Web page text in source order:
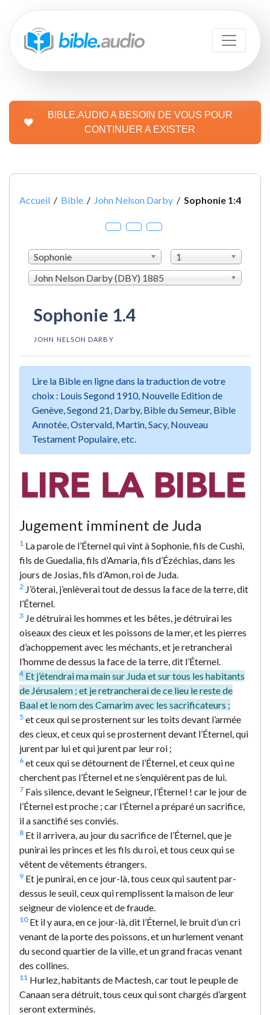
BIBLE.AUDIO A BESOIN DE VOUS POUR
CONTINUER A EXISTER
Accueil / Bible / John Nelson Darby / Sophonie 1:4
Sophonie
1
John Nelson Darby (DBY) 1885
Sophonie 1.4
JOHN NELSON DARBY
Lire la Bible en ligne dans la traduction de votre
choix : Louis Segond 1910, Nouvelle Edition de
Genève, Segond 21, Darby, Bible du Semeur, Bible
Annotée, Ostervald, Martin, Sacy, Nouveau
Testament Populaire, etc.
Jugement imminent de Juda
1 La parole de l’Éternel qui vint à Sophonie, fils de Cushi,
fils de Guedalia, fils d’Amaria, fils d’Ézéchias, dans les
jours de Josias, fils d’Amon, roi de Juda.
2 J’ôterai, j’enlèverai tout de dessus la face de la terre, dit
l’Éternel.
3 Je détruirai les hommes et les bêtes, je détruirai les
oiseaux des cieux et les poissons de la mer, et les pierres
d’achoppement avec les méchants, et je retrancherai
l’homme de dessus la face de la terre, dit l’Éternel.
4 Et j’étendrai ma main sur Juda et sur tous les habitants
de Jérusalem ; et je retrancherai de ce lieu le reste de
Baal et le nom des Camarim avec les sacrificateurs ;
5 et ceux qui se prosternent sur les toits devant l’armée
des cieux, et ceux qui se prosternent devant l’Éternel, qui
jurent par lui et qui jurent par leur roi ;
6 et ceux qui se détournent de l’Éternel, et ceux qui ne
cherchent pas l’Éternel et ne s’enquièrent pas de lui.
7 Fais silence, devant le Seigneur, l’Éternel ! car le jour de
l’Éternel est proche ; car l’Éternel a préparé un sacrifice,
il a sanctifié ses conviés.
8 Et il arrivera, au jour du sacrifice de l’Éternel, que je
punirai les princes et les fils du roi, et tous ceux qui se
vêtent de vêtements étrangers.
9 Et je punirai, en ce jour-là, tous ceux qui sautent par-
dessus le seuil, ceux qui remplissent la maison de leur
seigneur de violence et de fraude.
10Et il y aura, en ce jour-là, dit l’Éternel, le bruit d’un cri
venant de la porte des poissons, et un hurlement venant
du second quartier de la ville, et un grand fracas venant
des collines.
11 Hurlez, habitants de Mactesh, car tout le peuple de
Canaan sera détruit, tous ceux qui sont chargés d’argent
seront exterminés.